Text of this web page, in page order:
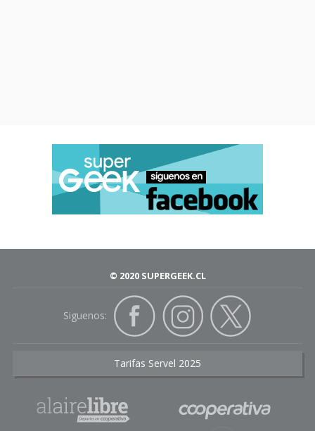
© 2020 SUPERGEEK.CL
Siguenos:
Tarifas Servel 2025